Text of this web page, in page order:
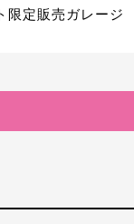
限定販売ガレージ